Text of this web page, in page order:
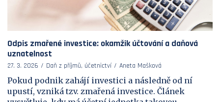
Odpis zmařené investice: okamžik účtování a daňová
uznatelnost
27. 3. 2026 Daň z příjmů, účetnictví Aneta Mašková
Pokud podnik zahájí investici a následně od ní
upustí, vzniká tzv. zmařená investice. Článek